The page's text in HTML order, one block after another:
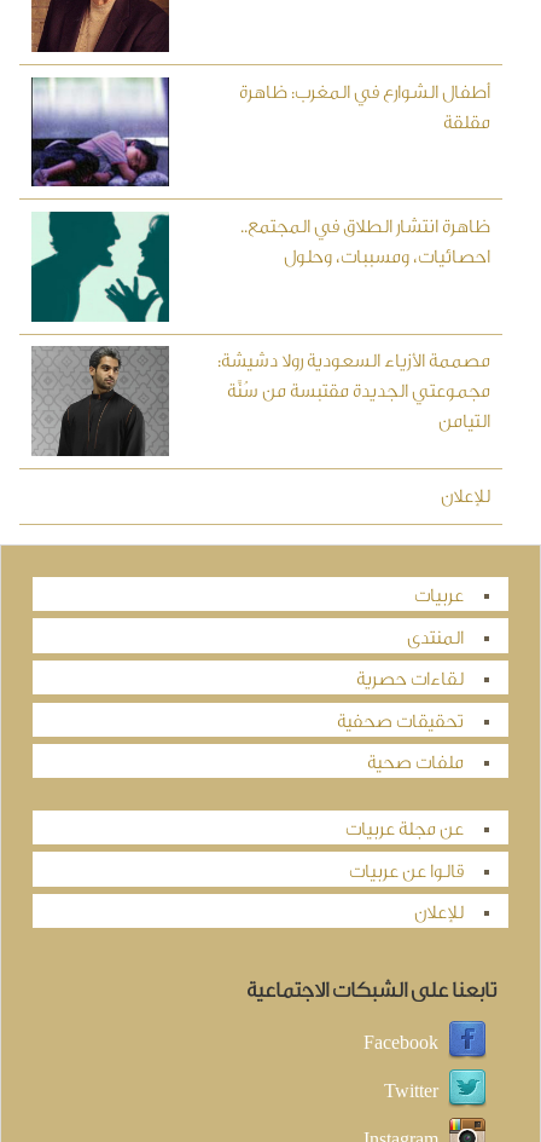
أطفال الشوارع في المغرب: ظاهرة
مقلقة
ظاهرة انتشار الطلاق في المجتمع..
احصائيات، ومسببات، وحلول
مصممة الأزياء السعودية رولا دشيشة:
مجموعتي الجديدة مقتبسة من سُنَّة
التيامن
للإعلان
عربيات
المنتدى
لقاءات حصرية
تحقيقات صحفية
ملفات صحية
عن مجلة عربيات
قالوا عن عربيات
للإعلان
تابعنا على الشبكات الاجتماعية
Facebook
Twitter